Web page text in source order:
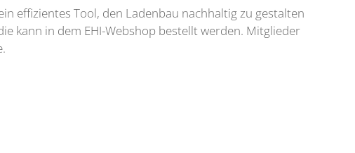
effizientes Tool, den Ladenbau nachhaltig zu gestalten
kann in dem EHI-Webshop bestellt werden. Mitglieder